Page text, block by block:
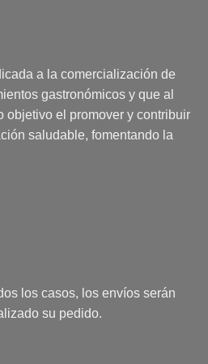
a la comercialización de
gastronómicos y que al
objetivo el promover y contribuir
saludable, fomentando la
los casos, los envíos serán
su pedido.